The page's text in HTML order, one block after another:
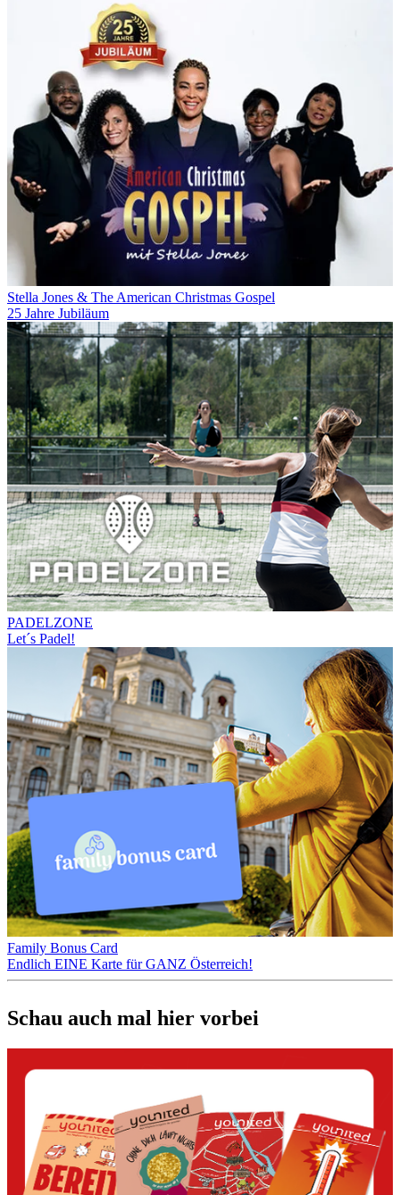
Stella Jones & The American Christmas Gospel
25 Jahre Jubiläum
PADELZONE
Let´s Padel!
Family Bonus Card
Endlich EINE Karte für GANZ Österreich!
Schau auch mal hier vorbei